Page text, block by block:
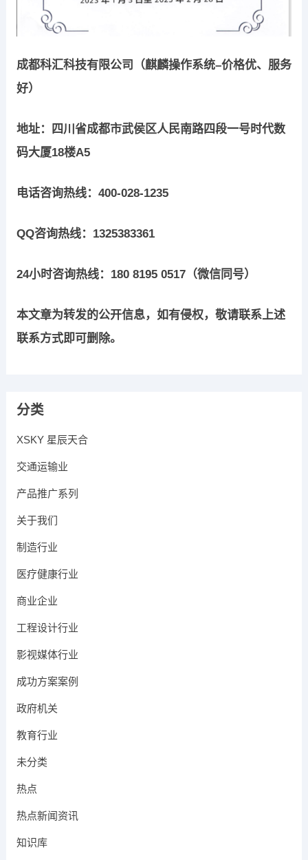
成都科汇科技有限公司（麒麟操作系统–价格优、服务
好）
地址：四川省成都市武侯区人民南路四段一号时代数
码大厦18楼A5
电话咨询热线：400-028-1235
QQ咨询热线：1325383361
24小时咨询热线：180 8195 0517（微信同号）
本文章为转发的公开信息，如有侵权，敬请联系上述
联系方式即可删除。
分类
XSKY 星辰天合
交通运输业
产品推广系列
关于我们
制造行业
医疗健康行业
商业企业
工程设计行业
影视媒体行业
成功方案案例
政府机关
教育行业
未分类
热点
热点新闻资讯
知识库